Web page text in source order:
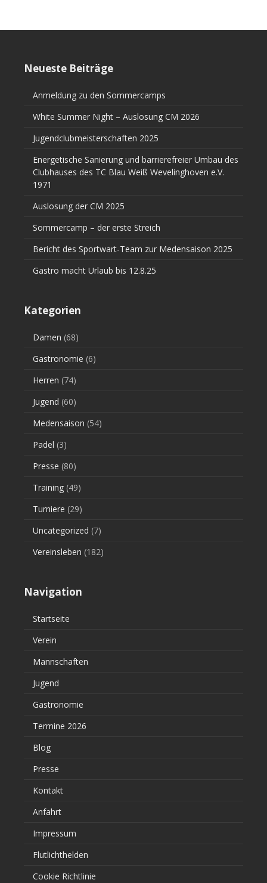
Neueste Beiträge
Anmeldung zu den Sommercamps
White Summer Night – Auslosung CM 2026
Jugendclubmeisterschaften 2025
Energetische Sanierung und barrierefreier Umbau des
Clubhauses des TC Blau Weiß Wevelinghoven e.V.
1971
Auslosung der CM 2025
Sommercamp – der erste Streich
Bericht des Sportwart-Team zur Medensaison 2025
Gastro macht Urlaub bis 12.8.25
Kategorien
Damen (68)
Gastronomie (6)
Herren (74)
Jugend (60)
Medensaison (54)
Padel (3)
Presse (80)
Training (49)
Turniere (29)
Uncategorized (7)
Vereinsleben (182)
Navigation
Startseite
Verein
Mannschaften
Jugend
Gastronomie
Termine 2026
Blog
Presse
Kontakt
Anfahrt
Impressum
Flutlichthelden
Cookie Richtlinie